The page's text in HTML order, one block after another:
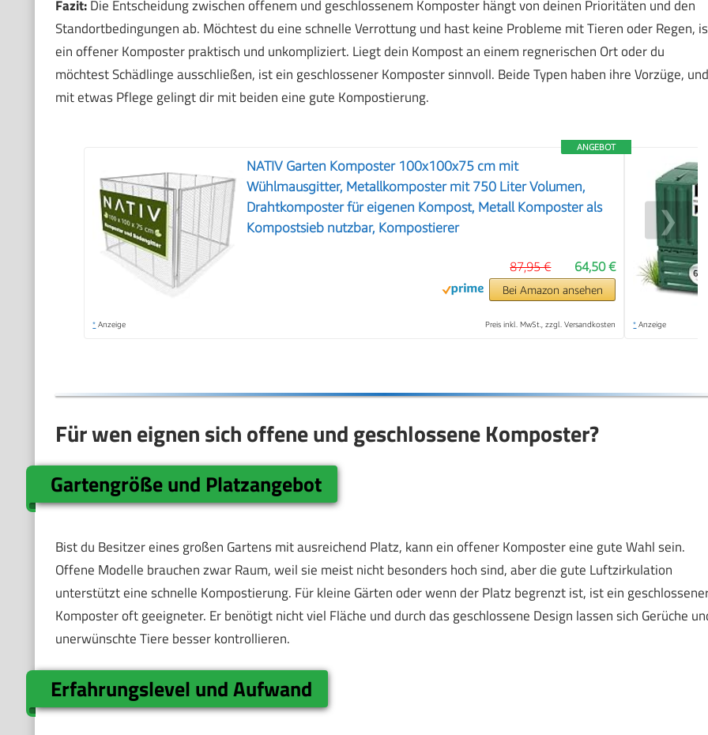
Fazit:Die Entscheidung zwischen offenem und geschlossenem Komposter hängt von deinen Prioritäten und den
Standortbedingungen ab. Möchtest du eine schnelle Verrottung und hast keine Probleme mit Tieren oder Regen,
ein offener Komposter praktisch und unkompliziert. Liegt dein Kompost an einem regnerischen Ort oder du
möchtest Schädlinge ausschließen, ist ein geschlossener Komposter sinnvoll. Beide Typen haben ihre Vorzüge, und
mit etwas Pflege gelingt dir mit beiden eine gute Kompostierung.
ANGEBOT
NATIV Garten Komposter 100x100x75 cm mit
Wühlmausgitter, Metallkomposter mit 750 Liter Volumen,
Drahtkomposter für eigenen Kompost, Metall Komposter als
Kompostsieb nutzbar, Kompostierer
64,50 €
87,95 €
Bei Amazon ansehen
* Anzeige Preis inkl. MwSt., zzgl. Versandkosten * Anzeige
❯
Für wen eignen sich offene und geschlossene Komposter?
Gartengröße und Platzangebot
Bist du Besitzer eines großen Gartens mit ausreichend Platz, kann ein offener Komposter eine gute Wahl sein.
Offene Modelle brauchen zwar Raum, weil sie meist nicht besonders hoch sind, aber die gute Luftzirkulation
unterstützt eine schnelle Kompostierung. Für kleine Gärten oder wenn der Platz begrenzt ist, ist ein
Komposter oft geeigneter. Er benötigt nicht viel Fläche und durch das geschlossene Design lassen sich Gerüche
unerwünschte Tiere besser kontrollieren.
Erfahrungslevel und Aufwand